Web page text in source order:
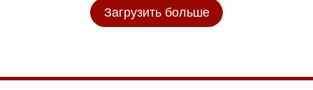
Загрузить больше